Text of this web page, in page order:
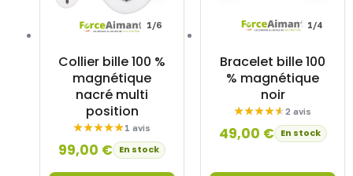
Collier bille 100 %
magnétique
nacré multi
position
1 avis
99,00 € En stock
1/6
Bracelet bille 100
% magnétique
noir
2 avis
49,00 € En stock
1/4